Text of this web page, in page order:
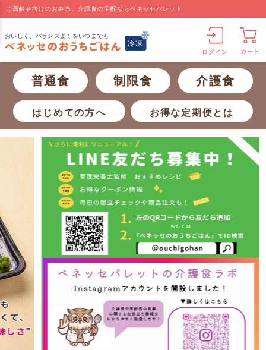
ご高齢者向けのお弁当、介護食の宅配ならベネッセパレット
ログイン カート
普通食 制限食 介護食
はじめての方へ お得な定期便とは